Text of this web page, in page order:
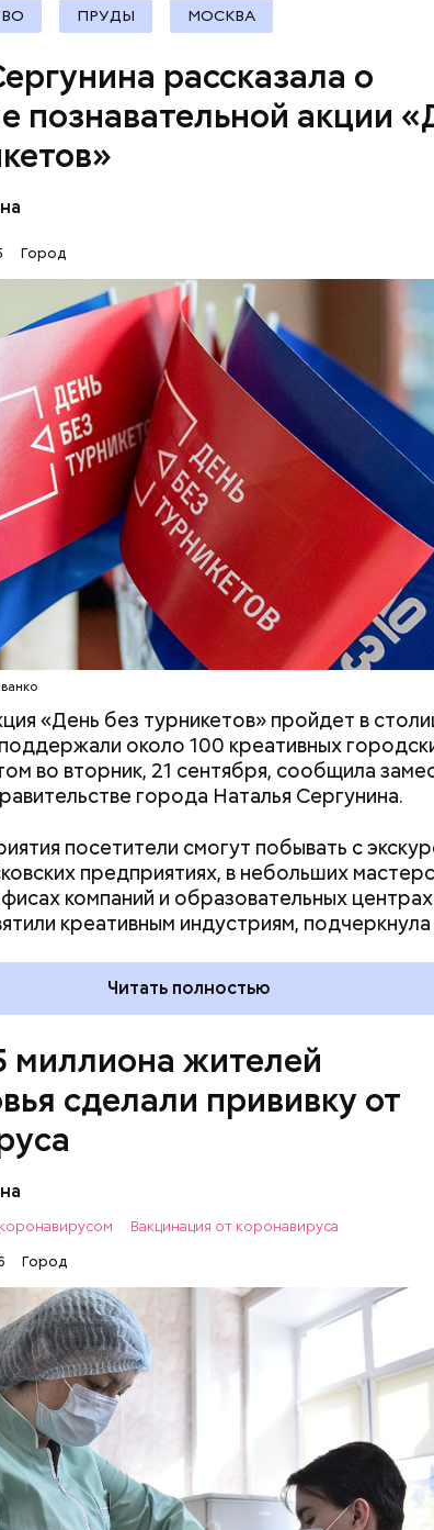
ПРУДЫ МОСКВА
рассказала о
познавательной акции
Город
«День без турникетов» пройдет в
около 100 креативных
во вторник, 21 сентября, сообщила
города Наталья Сергунина.
посетители смогут побывать с
предприятиях, в небольших
компаний и образовательных
креативным индустриям,
«День без турникетов» охватывает
города. Участники познакомятся с
и особенностями разных творческих
киностудии, культурные центры,
мастерские, — заявила Наталья Сергунина.
Читать полностью
НАТАЛЬЯ СЕРГУНИНА
миллиона жителей
сделали прививку от
Вакцинация от коронавируса
Городсебя и близких от опасной болезни,
прививку. На данный момент это самый
защиты. Такой возможностью
половиной миллионов человек, — заявила
сегодня
почти на 95 процентов.
сентября, в оперативном штабе Москвы
сутки в 85 регионах Россиивыявили
19 744
коронавирусной инфекцией.
МОСКОВСКАЯ ОБЛАСТЬ